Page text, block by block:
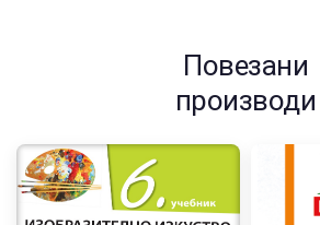
Повезани
производи